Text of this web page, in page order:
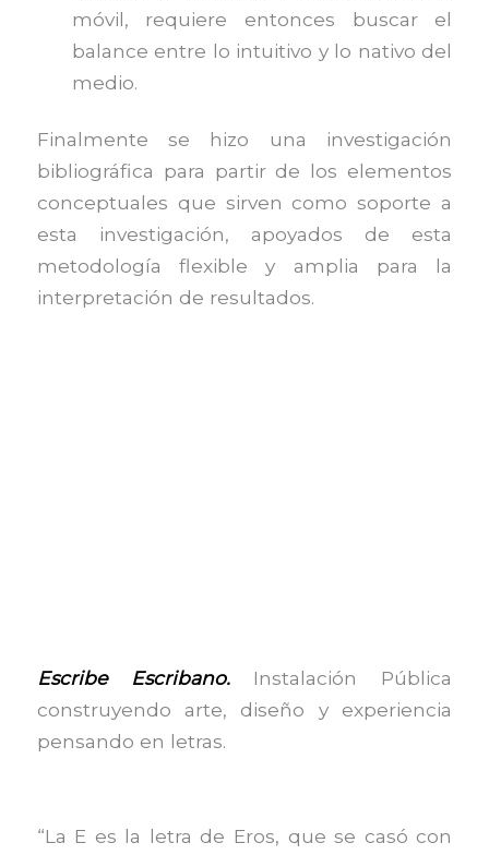
móvil, requiere entonces buscar el
balance entre lo intuitivo y lo nativo del
medio.
Finalmente se hizo una investigación
bibliográfica para partir de los elementos
conceptuales que sirven como soporte a
esta investigación, apoyados de esta
metodología flexible y amplia para la
interpretación de resultados.
Escribe Escribano.Instalación Pública
construyendo arte, diseño y experiencia
pensando en letras.
“La E es la letra de Eros, que se casó con